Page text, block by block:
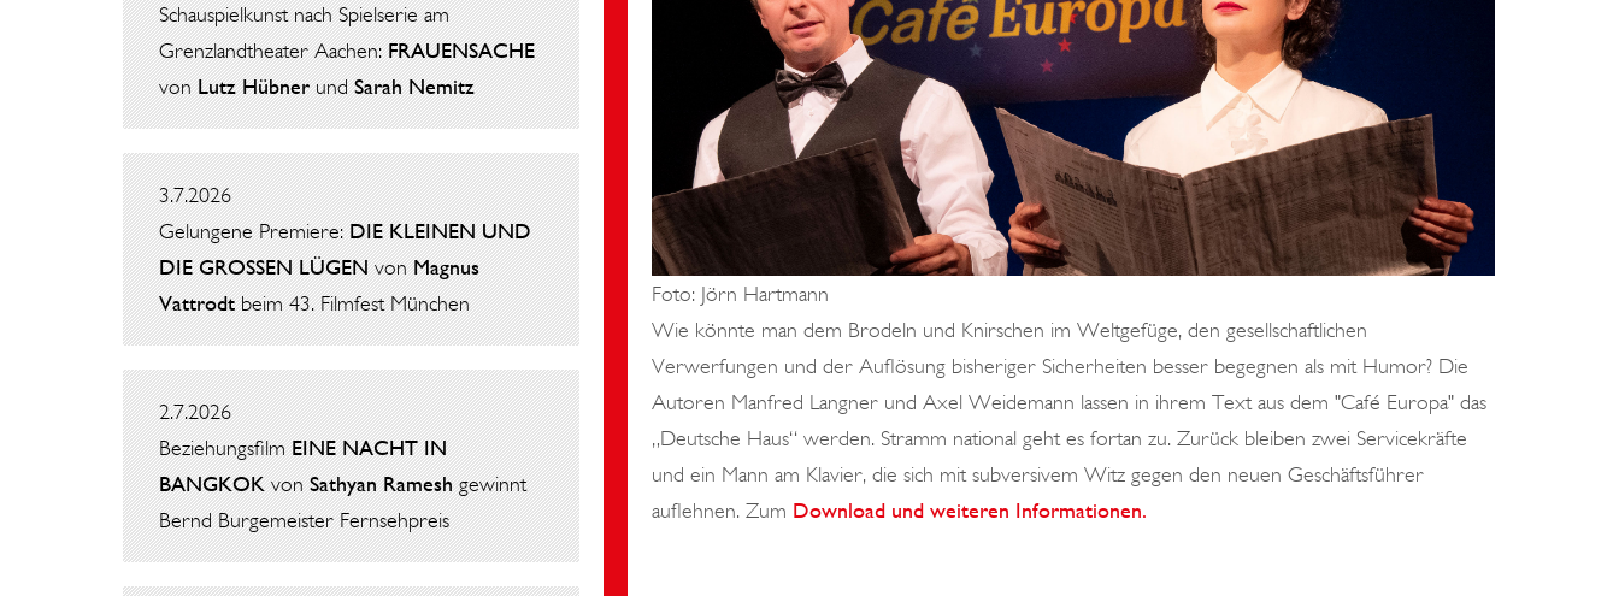
Schauspielkunst nach Spielserie am
Grenzlandtheater Aachen:FRAUENSACHE
vonLutz HübnerundSarah Nemitz
3.7.2026
Gelungene Premiere:DIE KLEINEN UND
DIE GROSSEN LÜGENvonMagnus
Vattrodtbeim 43. Filmfest München
2.7.2026
BeziehungsfilmEINE NACHT IN
BANGKOKvonSathyan Rameshgewinnt
Bernd Burgemeister Fernsehpreis
Foto: Jörn Hartmann
Wie könnte man dem Brodeln und Knirschen im Weltgefüge, den gesellschaftlichen
Verwerfungen und der Auflösung bisheriger Sicherheiten besser begegnen als mit Humor? Die
Autoren Manfred Langner und Axel Weidemann lassen in ihrem Text aus dem "Café Europa" das
„Deutsche Haus“ werden. Stramm national geht es fortan zu. Zurück bleiben zwei Servicekräfte
und ein Mann am Klavier, die sich mit subversivem Witz gegen den neuen Geschäftsführer
auflehnen. Zum Download und weiteren Informationen.